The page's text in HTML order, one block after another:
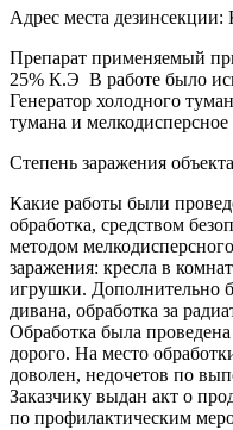
Адрес места
Препарат применяемый
25% К.Э В работе было
Генератор холодного
тумана и
Степень заражения
Какие работы были
обработка, средством
методом
заражения: кресла в
игрушки. Дополнительно
дивана, обработка за
Обработка была
дорого. На место
доволен, недочетов по
Заказчику выдан акт о
по профилактическим